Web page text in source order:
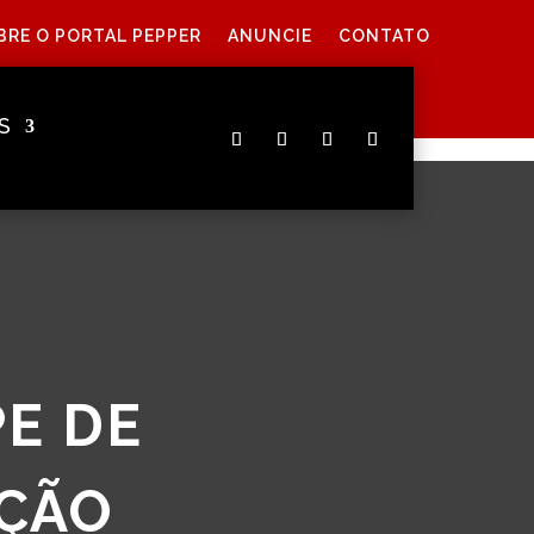
O PORTAL PEPPER ANUNCIE CONTATO
DE